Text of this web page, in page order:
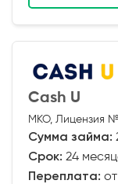
Cash U
МКО, Лицензия
Сумма займа:
Срок: 24
Переплата: